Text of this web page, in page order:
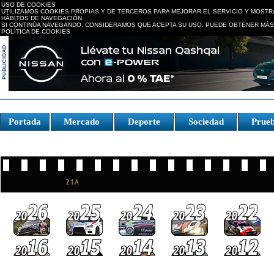
USO DE COOKIES
UTILIZAMOS COOKIES PROPIAS Y DE TERCEROS PARA MEJORAR EL SERVICIO Y
HÁBITOS DE NAVEGACIÓN.
SI CONTINÚA NAVEGANDO, CONSIDERAMOS QUE ACEPTA SU USO. PUEDE OBTENER
POLÍTICA DE COOKIES
Portada Mercado Deporte Sociedad